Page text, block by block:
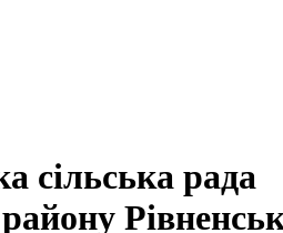
сільська рада